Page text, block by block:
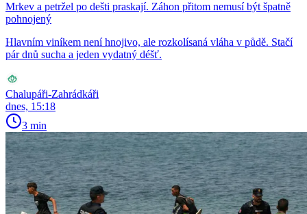
Mrkev a petržel po dešti praskají. Záhon přitom nemusí být špatně
pohnojený
Hlavním viníkem není hnojivo, ale rozkolísaná vláha v půdě. Stačí
pár dnů sucha a jeden vydatný déšť.
Chalupáři-Zahrádkáři
dnes, 15:18
3 min